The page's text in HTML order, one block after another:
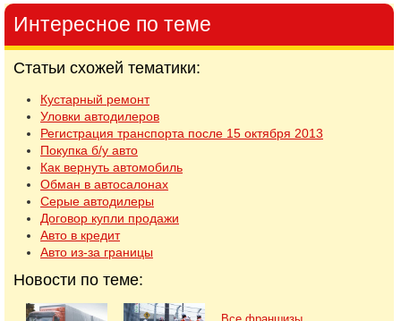
Интересное по теме
Статьи схожей тематики:
Кустарный ремонт
Уловки автодилеров
Регистрация транспорта после 15 октября 2013
Покупка б/у авто
Как вернуть автомобиль
Обман в автосалонах
Серые автодилеры
Договор купли продажи
Авто в кредит
Авто из-за границы
Новости по теме: